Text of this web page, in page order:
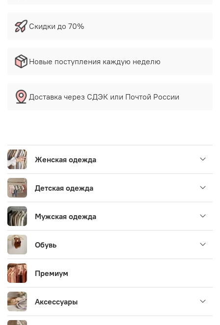
Скидки до 70%
Новые поступления каждую неделю
Доставка через СДЭК или Почтой России
Женская одежда
Детская одежда
Мужская одежда
Обувь
Премиум
Аксессуары